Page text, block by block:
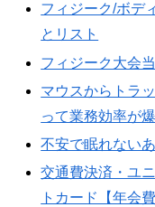
フィジーク/ボデ
とリスト
フィジーク大会
マウスからトラ
って業務効率が
不安で眠れない
交通費決済・ユ
トカード【年会